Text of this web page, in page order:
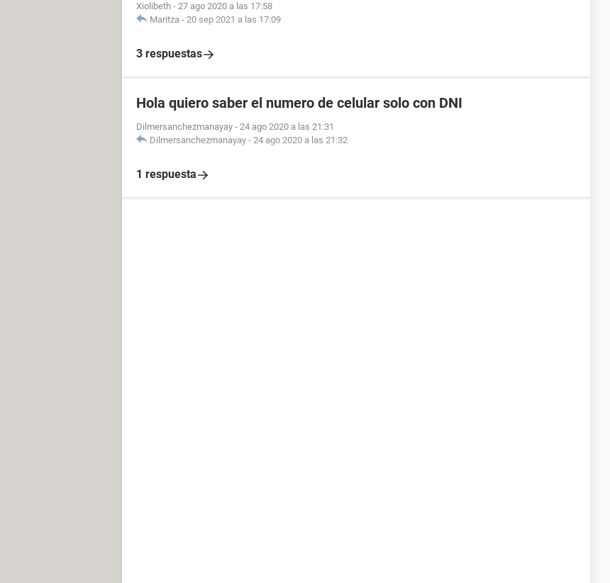
Xiolibeth - 27 ago 2020 a las 17:58
Maritza - 20 sep 2021 a las 17:09
3 respuestas
Hola quiero saber el numero de celular solo con DNI
Dilmersanchezmanayay - 24 ago 2020 a las 21:31
Dilmersanchezmanayay - 24 ago 2020 a las 21:32
1 respuesta